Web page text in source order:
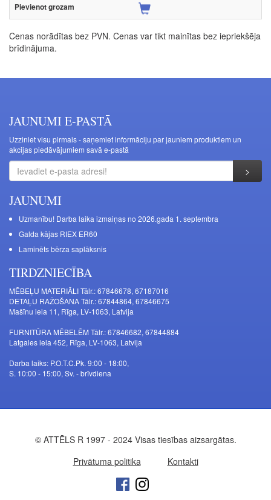
Cenas norādītas bez PVN. Cenas var tikt mainītas bez iepriekšēja
brīdinājuma.
JAUNUMI E-PASTĀ
Uzziniet visu pirmais - saņemiet informāciju par jauniem produktiem un
akcijas piedāvājumiem savā e-pastā
JAUNUMI
Uzmanību! Darba laika izmaiņas no 2026.gada 1. septembra
Galda kājas RIEX ER60
Laminēts bērza saplāksnis
TIRDZNIECĪBA
MĒBEĻU MATERIĀLI Tālr.: 67846678, 67187016
DETAĻU RAŽOŠANA Tālr.: 67844864, 67846675
Mašīnu iela 11, Rīga, LV-1063, Latvija
FURNITŪRA MĒBELĒM Tālr.: 67846682, 67844884
Latgales iela 452, Rīga, LV-1063, Latvija
Darba laiks: P.O.T.C.Pk. 9:00 - 18:00,
S. 10:00 - 15:00, Sv. - brīvdiena
© ATTĒLS R 1997 - 2024 Visas tiesības aizsargātas.
Privātuma politika
Kontakti